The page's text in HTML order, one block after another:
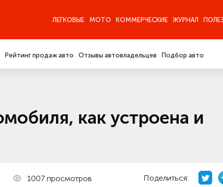
ЛЕГКОВЫЕ МОТО КОММЕРЧЕСКИЕ ЖУРНАЛ
Рейтинг продаж авто Отзывы автовладельцев Подбор авто
как устроена и
1007 просмотров Поделиться: